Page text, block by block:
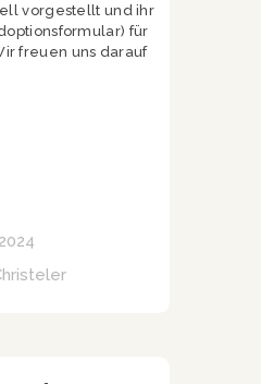
vorgestellt und ihr
für
freuen uns darauf